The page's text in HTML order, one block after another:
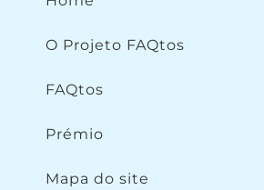
O Projeto FAQtos
FAQtos
Prémio
Mapa do site